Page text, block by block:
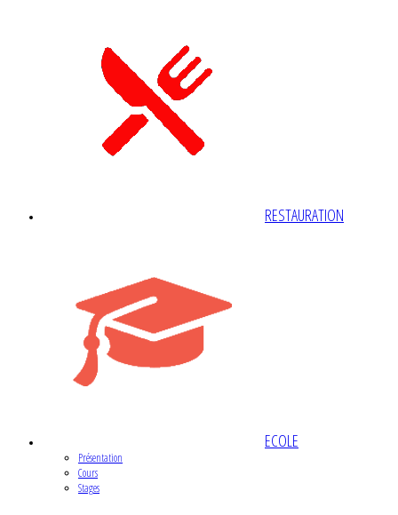
RESTAURATION
ECOLE
Présentation
Cours
Stages